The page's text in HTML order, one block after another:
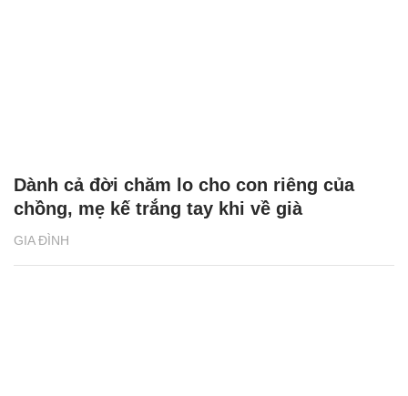
GIA ĐÌNH
Dành cả đời chăm lo cho con riêng của
chồng, mẹ kế trắng tay khi về già